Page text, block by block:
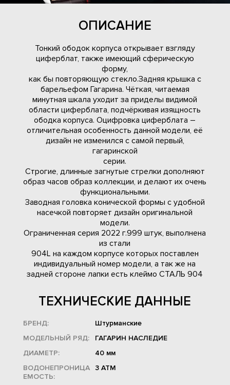
ОПИСАНИЕ
Тонкий ободок корпуса открывает взгляду
циферблат, также имеющий сферическую
форму,
как бы повторяющую стекло.Задняя крышка с
барельефом Гагарина. Чёткая, читаемая
минутная шкала уходит за приделы видимой
области циферблата, подчёркивая изящность
ободка корпуса. Оцифровка циферблата –
отличительная особенность данной модели, её
дизайн не изменился с самой первый,
гагаринской
серии.
Строгие, длинные загнутые стрелки дополняют
образ часов образ коллекции, и делают их очень
функциональными.
Заводная головка конической формы с удобной
насечкой повторяет дизайн оригинальной
модели.
Ограниченная серия 2022 г.999 штук, выполнена
из стали
904L на каждом корпусе которых поставлен
индивидуальный номер модели, а так же на
задней стороне лапки есть клеймо СТАЛЬ 904
ТЕХНИЧЕСКИЕ ДАННЫЕ
БРЕНД:
Штурманские
МОДЕЛЬНЫЙ РЯД:
ГАГАРИН НАСЛЕДИЕ
ДИАМЕТР:
40 мм
ВОДОНЕПРОНИЦА
ЕМОСТЬ:
3 АТМ